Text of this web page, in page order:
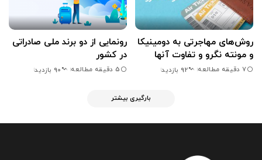
روش‌های مهاجرتی به دومینیکا
و مونته نگرو و تفاوت آنها
7 دقیقه مطالعه 92 بازدید
رونمایی از دو برند ملی صادراتی
در کشور
5 دقیقه مطالعه 90 بازدید
بارگیری بیشتر